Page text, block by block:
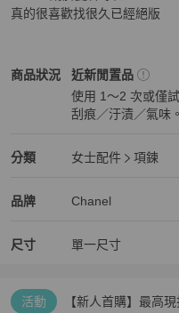
真的很喜歡找很久已經絕版
商品狀況
Chanel女士配件商品狀態與細節
近新閒置品
使用 1～2 次或僅
刮痕／汙漬／氣味。
分類
Chanel 女士配件分類資訊
女士配件
項鍊
品牌
Chanel 精品女士配件
Chanel
Chanel 推薦清單
尺寸 單一尺寸
活動 【新人首購】最高